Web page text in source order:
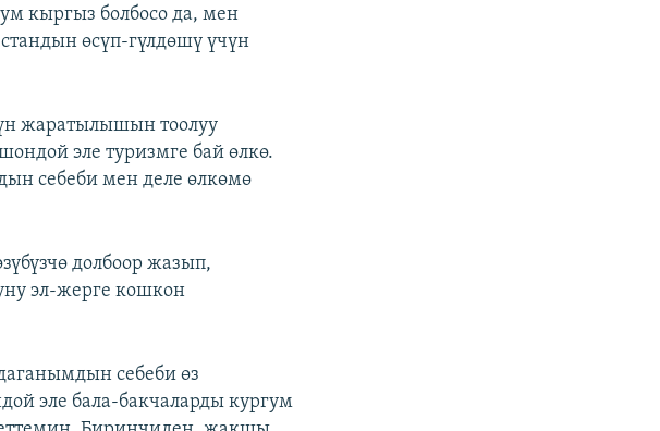
кыргыз болбосо да, мен
өсүп-гүлдөшү үчүн
жаратылышын тоолуу
эле туризмге бай өлкө.
себеби мен деле өлкөмө
долбоор жазып,
эл-жерге кошкон
себеби өз
эле бала-бакчаларды кургум